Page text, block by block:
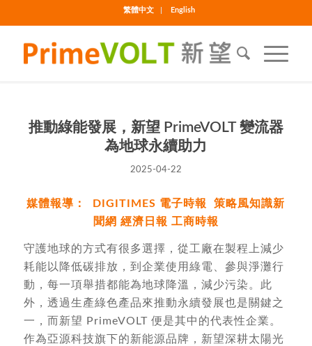
繁體中文 English
推動綠能發展，新望 PrimeVOLT 變流器
為地球永續助力
2025-04-22
媒體報導： DIGITIMES 電子時報
策略風知識新
聞網 經濟日報 工商時報
守護地球的方式有很多選擇，從工廠在製程上減少
耗能以降低碳排放，到企業使用綠電、參與淨灘行
動，每一項舉措都能為地球降溫，減少污染。此
外，透過生產綠色產品來推動永續發展也是關鍵之
一，而新望 PrimeVOLT 便是其中的代表性企業。
作為亞源科技旗下的新能源品牌，新望深耕太陽光